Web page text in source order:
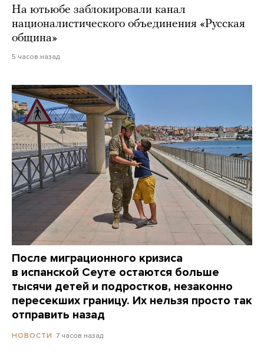
На ютьюбе заблокировали канал
националистического объединения «Русская
община»
5 часов назад
После миграционного кризиса
в испанской Сеуте остаются больше
тысячи детей и подростков, незаконно
пересекших границу. Их нельзя просто так
отправить назад
НОВОСТИ 7 часов назад